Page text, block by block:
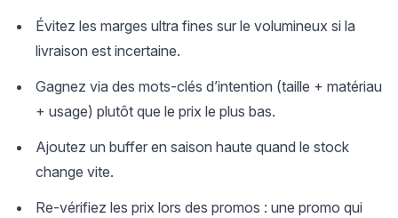
Évitez les marges ultra fines sur le volumineux si la
livraison est incertaine.
Gagnez via des mots-clés d’intention (taille + matériau
+ usage) plutôt que le prix le plus bas.
Ajoutez un buffer en saison haute quand le stock
change vite.
Re-vérifiez les prix lors des promos : une promo qui